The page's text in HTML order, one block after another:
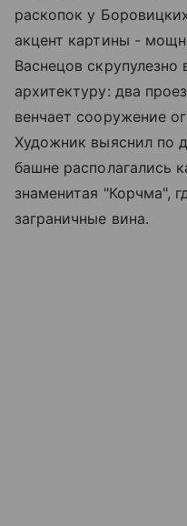
раскопок у
акцент картины -
Васнецов скрупулезно
архитектуру: два
венчает сооружение
Художник выяснил по
башне располагались
знаменитая "Корчма",
заграничные вина.